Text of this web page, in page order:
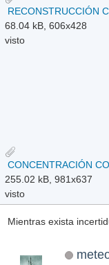
RECONSTRUCCIÓN
68.04 kB, 606x428
visto
CONCENTRACIÓN
255.02 kB, 981x637
visto
Mientras exista